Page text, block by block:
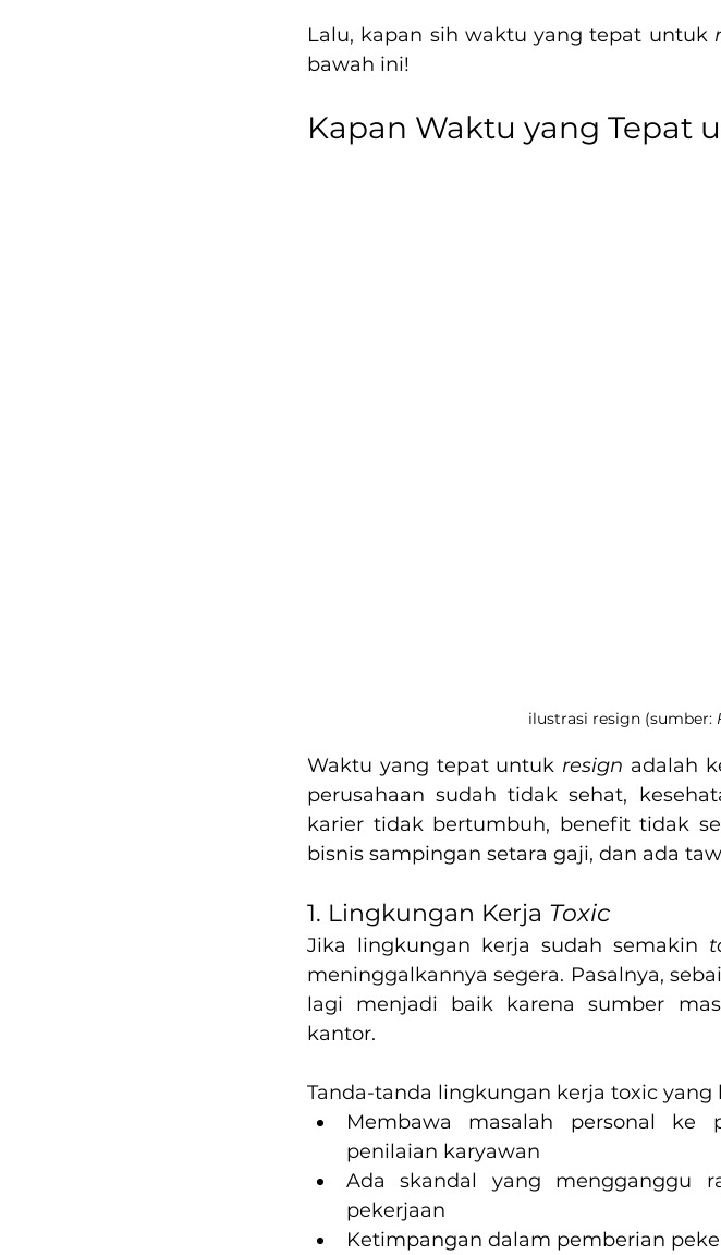
Lalu, kapan sih waktu yang tepat untuk
bawah ini!
Kapan Waktu yang Tepat
ilustrasi resign (sumber:
Waktu yang tepat untuk resign adalah
perusahaan sudah tidak sehat,
karier tidak bertumbuh, benefit tidak
bisnis sampingan setara gaji, dan ada
1. Lingkungan Kerja Toxic
Jika lingkungan kerja sudah semakin
meninggalkannya segera. Pasalnya,
lagi menjadi baik karena sumber
kantor.
Tanda-tanda lingkungan kerja toxic yang
Membawa masalah personal ke
penilaian karyawan
Ada skandal yang mengganggu
pekerjaan
Ketimpangan dalam pemberian